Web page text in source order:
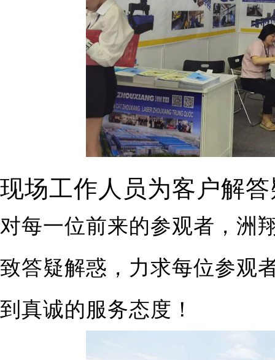
现场工作人员为客户解
对每一位前来的参观者，洲
致答疑解惑，力求每位参观
到真诚的服务态度！